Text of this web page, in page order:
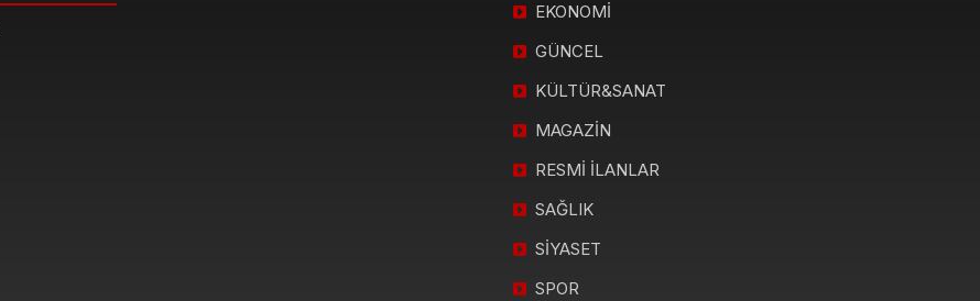
EKONOMİ
GÜNCEL
KÜLTÜR&SANAT
MAGAZİN
RESMİ İLANLAR
SAĞLIK
SİYASET
SPOR